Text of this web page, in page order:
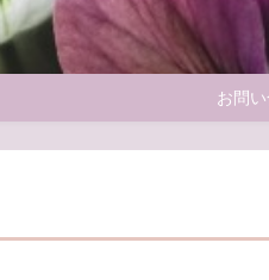
お問